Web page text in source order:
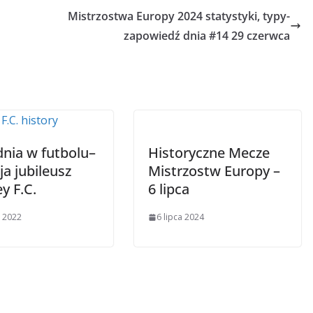
Mistrzostwa Europy 2024 statystyki, typy-
zapowiedź dnia #14 29 czerwca
w futbolu–
jubileusz
F.C.
2022
Historyczne Mecze
Mistrzostw Europy –
6 lipca
6 lipca 2024